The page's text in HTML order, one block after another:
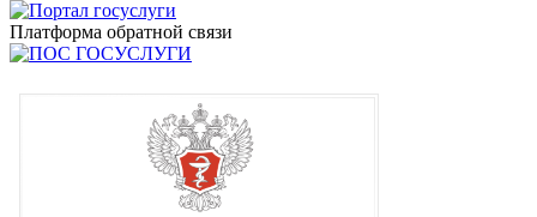
Платформа обратной связи